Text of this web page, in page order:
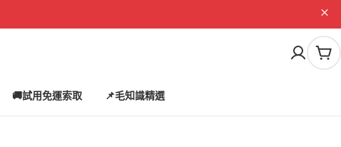
購
🚚試用免運索取 📌毛知識精選